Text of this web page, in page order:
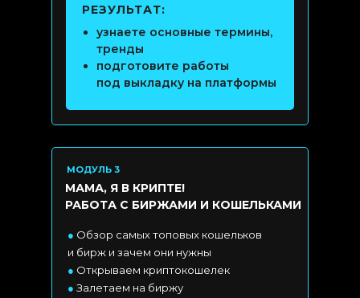
узнаете основные термины,
тренды
подготовите работы
под выкладку на платформы
РЕЗУЛЬТАТ:
МОДУЛЬ 3
МАМА, Я В КРИПТЕ!
РАБОТА С БИРЖАМИ И КОШЕЛЬКАМИ
● Обзор самых топовых кошельков
и бирж и зачем они нужны
● Открываем криптокошелек
● Залетаем на биржу